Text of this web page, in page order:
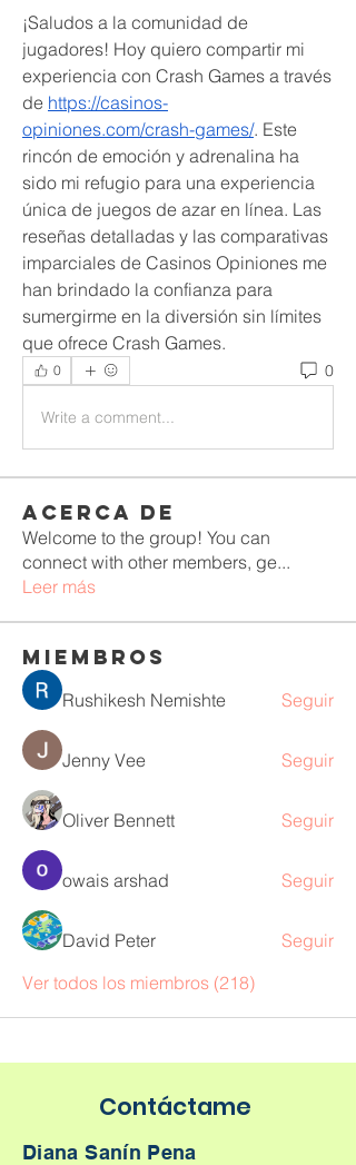
¡Saludos a la comunidad de
jugadores! Hoy quiero compartir mi
experiencia con Crash Games a través
de https://casinos-
opiniones.com/crash-games/. Este
rincón de emoción y adrenalina ha
sido mi refugio para una experiencia
única de juegos de azar en línea. Las
reseñas detalladas y las comparativas
imparciales de Casinos Opiniones me
han brindado la confianza para
sumergirme en la diversión sin límites
que ofrece Crash Games.
0 0
Write a comment...
Acerca de
Welcome to the group! You can
connect with other members, ge...
Leer más
Miembros
Rushikesh Nemishte Seguir
Jenny Vee Seguir
Oliver Bennett Seguir
owais arshad Seguir
David Peter
Seguir
Ver todos los miembros (218)
Contáctame
Diana Sanín Pena